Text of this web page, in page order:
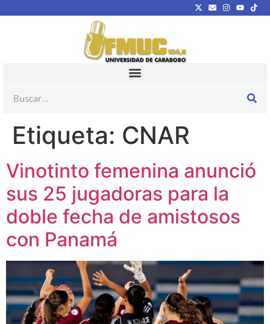
Etiqueta: CNAR
Vinotinto femenina anunció
sus 25 jugadoras para la
doble fecha de amistosos
con Panamá